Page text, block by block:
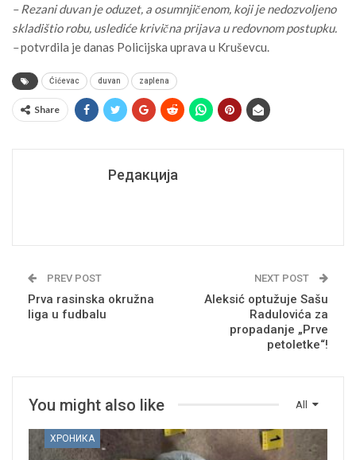
– Rezani duvan je oduzet, a osumnjičenom, koji je nedozvoljeno
skladištio robu, uslediće krivična prijava u redovnom postupku.
–potvrdila je danas Policijska uprava u Kruševcu.
Ćićevac duvan zaplena
Share
Редакција
PREV POST
Prva rasinska okružna
liga u fudbalu
NEXT POST
Aleksić optužuje Sašu
Radulovića za
propadanje „Prve
petoletke“!
All
You might also like
ХРОНИКА